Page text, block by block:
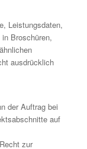
Leistungsdaten,
Broschüren,
ausdrücklich
der Auftrag bei
auf
zur